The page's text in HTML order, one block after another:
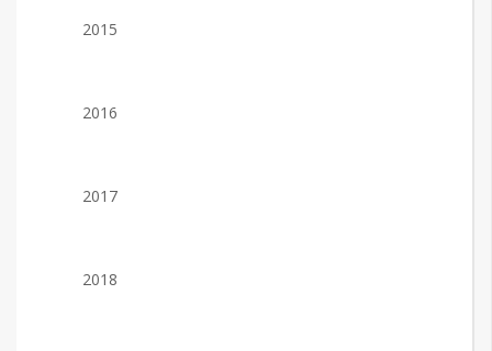
2015
2016
2017
2018